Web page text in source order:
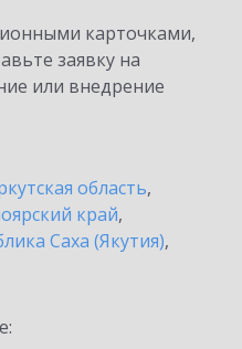
карточками,
заявку на
или внедрение
область,
край,
Саха (Якутия),